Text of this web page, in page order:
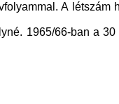
A létszám
1965/66-ban a